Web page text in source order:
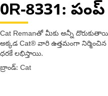
0R-8331:
Cat Remanతో మీకు అన్నీ
అక్కడ Cat® వారి ఉత్తమంగా
ధరకే లభిస్తాయి.
బ్రాండ్: Cat